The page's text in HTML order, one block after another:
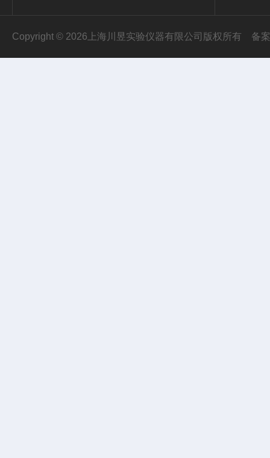
Copyright © 2026上海川昱实验仪器有限公司版权所有 备